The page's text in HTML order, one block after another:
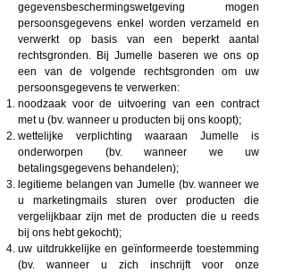
gegevensbeschermingswetgeving mogen
persoonsgegevens enkel worden verzameld en
verwerkt op basis van een beperkt aantal
rechtsgronden. Bij Jumelle baseren we ons op
een van de volgende rechtsgronden om uw
persoonsgegevens te verwerken:
noodzaak voor de uitvoering van een contract
met u (bv. wanneer u producten bij ons koopt);
wettelijke verplichting waaraan Jumelle is
onderworpen (bv. wanneer we uw
betalingsgegevens behandelen);
legitieme belangen van Jumelle (bv. wanneer we
u marketingmails sturen over producten die
vergelijkbaar zijn met de producten die u reeds
bij ons hebt gekocht);
uw uitdrukkelijke en geïnformeerde toestemming
(bv. wanneer u zich inschrijft voor onze